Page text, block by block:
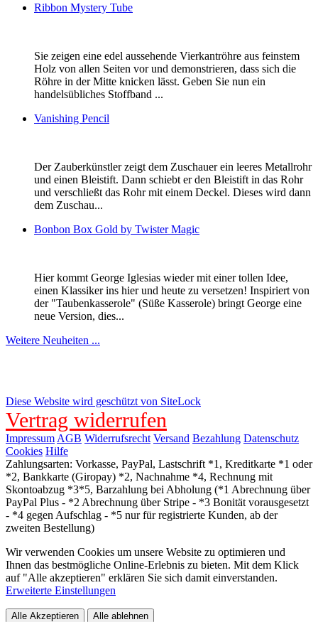
Ribbon Mystery Tube
Sie zeigen eine edel aussehende Vierkantröhre aus feinstem
Holz von allen Seiten vor und demonstrieren, dass sich die
Röhre in der Mitte knicken lässt. Geben Sie nun ein
handelsübliches Stoffband ...
Vanishing Pencil
Der Zauberkünstler zeigt dem Zuschauer ein leeres Metallrohr
und einen Bleistift. Dann schiebt er den Bleistift in das Rohr
und verschließt das Rohr mit einem Deckel. Dieses wird dann
dem Zuschau...
Bonbon Box Gold by Twister Magic
Hier kommt George Iglesias wieder mit einer tollen Idee,
einen Klassiker ins hier und heute zu versetzen! Inspiriert von
der "Taubenkasserole" (Süße Kasserole) bringt George eine
neue Version, dies...
Weitere Neuheiten ...
Diese Website wird geschützt von SiteLock
Vertrag widerrufen
Impressum AGB Widerrufsrecht Versand Bezahlung Datenschutz
Cookies Hilfe
Zahlungsarten: Vorkasse, PayPal, Lastschrift *1, Kreditkarte *1 oder
*2, Bankkarte (Giropay) *2, Nachnahme *4, Rechnung mit
Skontoabzug *3*5, Barzahlung bei Abholung (*1 Abrechnung über
PayPal Plus - *2 Abrechnung über Stripe - *3 Bonität vorausgesetzt
- *4 gegen Aufschlag - *5 nur für registrierte Kunden, ab der
zweiten Bestellung)
Wir verwenden Cookies um unsere Website zu optimieren und
Ihnen das bestmögliche Online-Erlebnis zu bieten. Mit dem Klick
auf "Alle akzeptieren" erklären Sie sich damit einverstanden.
Erweiterte Einstellungen
Alle Akzeptieren Alle ablehnen